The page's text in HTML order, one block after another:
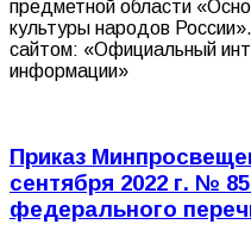
предметной области
культуры народов
сайтом: «Официальный
информации»
Приказ
сентября 2022 г. №
федерального